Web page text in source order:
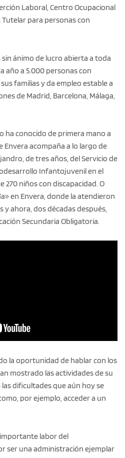
Laboral, Centro Ocupacional
para personas con
ánimo de lucro abierta a toda
año a 5.000 personas con
familias y da empleo estable a
de Madrid, Barcelona, Málaga,
ha conocido de primera mano a
Envera acompaña a lo largo de
de tres años, del Servicio de
Infantojuvenil en el
270 niños con discapacidad. O
en Envera, donde la atendieron
y ahora, dos décadas después,
Secundaria Obligatoria.
la oportunidad de hablar con los
mostrado las actividades de su
dificultades que aún hoy se
por ejemplo, acceder a un
labor del
ser una administración ejemplar